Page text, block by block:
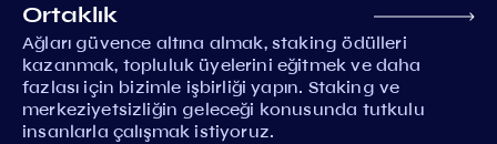
Ortaklık
Ağları güvence altına almak, staking ödülleri
kazanmak, topluluk üyelerini eğitmek ve daha
fazlası için bizimle işbirliği yapın. Staking ve
merkeziyetsizliğin geleceği konusunda tutkulu
insanlarla çalışmak istiyoruz.